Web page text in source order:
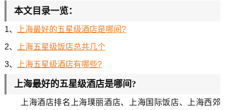
本文目录一览：
1、 上海最好的五星级酒店是哪间?
2、 上海五星级饭店总共几个
3、 上海五星级酒店有哪些?
上海最好的五星级酒店是哪间?
上海酒店排名上海璞丽酒店、上海国际饭店、上海西郊